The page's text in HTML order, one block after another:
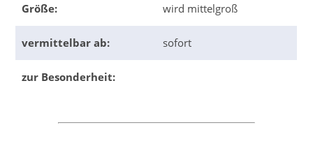
Größe: wird mittelgroß
vermittelbar ab: sofort
zur Besonderheit: